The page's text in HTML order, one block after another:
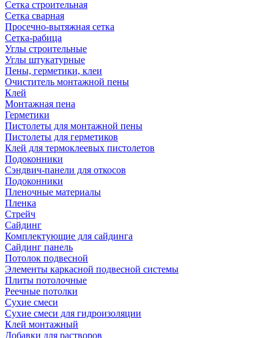
Сетка строительная
Сетка сварная
Просечно-вытяжная сетка
Сетка-рабица
Углы строительные
Углы штукатурные
Пены, герметики, клеи
Очиститель монтажной пены
Клей
Монтажная пена
Герметики
Пистолеты для монтажной пены
Пистолеты для герметиков
Клей для термоклеевых пистолетов
Подоконники
Сэндвич-панели для откосов
Подоконники
Пленочные материалы
Пленка
Стрейч
Сайдинг
Комплектующие для сайдинга
Сайдинг панель
Потолок подвесной
Элементы каркасной подвесной системы
Плиты потолочные
Реечные потолки
Сухие смеси
Сухие смеси для гидроизоляции
Клей монтажный
Добавки для растворов